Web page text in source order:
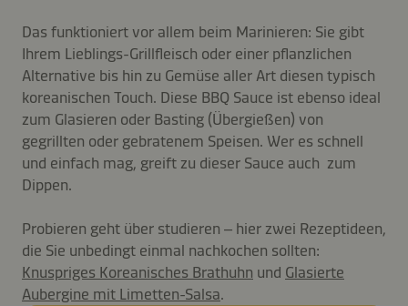
Das funktioniert vor allem beim Marinieren: Sie gibt
Ihrem Lieblings-Grillfleisch oder einer pflanzlichen
Alternative bis hin zu Gemüse aller Art diesen typisch
koreanischen Touch. Diese BBQ Sauce ist ebenso ideal
zum Glasieren oder Basting (Übergießen) von
gegrillten oder gebratenem Speisen. Wer es schnell
und einfach mag, greift zu dieser Sauce auch zum
Dippen.
Probieren geht über studieren – hier zwei Rezeptideen,
die Sie unbedingt einmal nachkochen sollten:
Knuspriges Koreanisches Brathuhn und Glasierte
Aubergine mit Limetten-Salsa.